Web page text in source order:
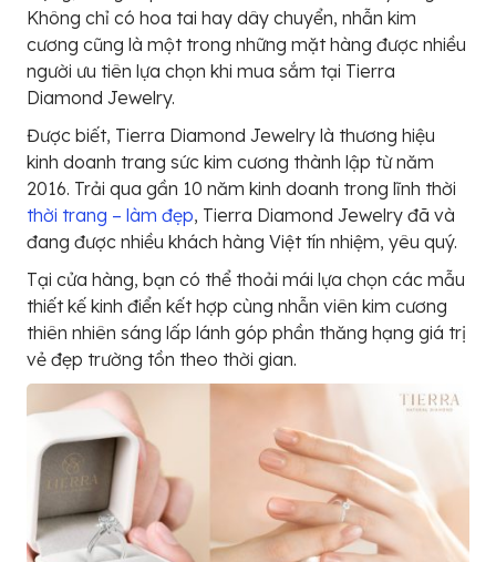
Không chỉ có hoa tai hay dây chuyển, nhẫn kim
cương cũng là một trong những mặt hàng được nhiều
người ưu tiên lựa chọn khi mua sắm tại Tierra
Diamond Jewelry.
Được biết, Tierra Diamond Jewelry là thương hiệu
kinh doanh trang sức kim cương thành lập từ năm
2016. Trải qua gần 10 năm kinh doanh trong lĩnh thời
thời trang – làm đẹp, Tierra Diamond Jewelry đã và
đang được nhiều khách hàng Việt tín nhiệm, yêu quý.
Tại cửa hàng, bạn có thể thoải mái lựa chọn các mẫu
thiết kế kinh điển kết hợp cùng nhẫn viên kim cương
thiên nhiên sáng lấp lánh góp phần thăng hạng giá trị
vẻ đẹp trường tồn theo thời gian.